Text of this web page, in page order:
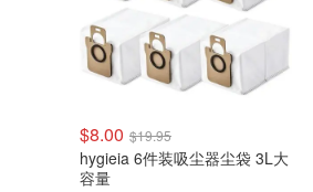
$8.00 $19.95
hygieia 6件装吸尘器尘袋 3L大
容量